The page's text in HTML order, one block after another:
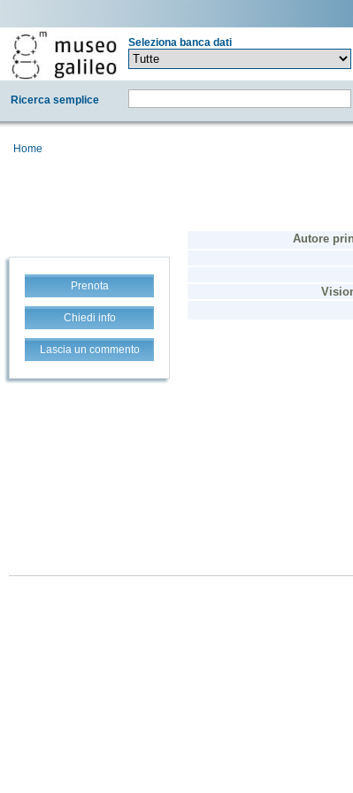
Seleziona banca dati
Ricerca semplice
Home
Prenota
Chiedi info
Lascia un commento